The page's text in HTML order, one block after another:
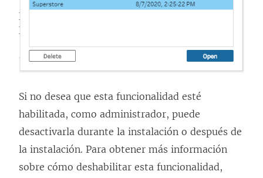
u
Si no desea que esta funcionalidad esté
habilitada, como administrador, puede
desactivarla durante la instalación o después de
la instalación. Para obtener más información
sobre cómo deshabilitar esta funcionalidad,